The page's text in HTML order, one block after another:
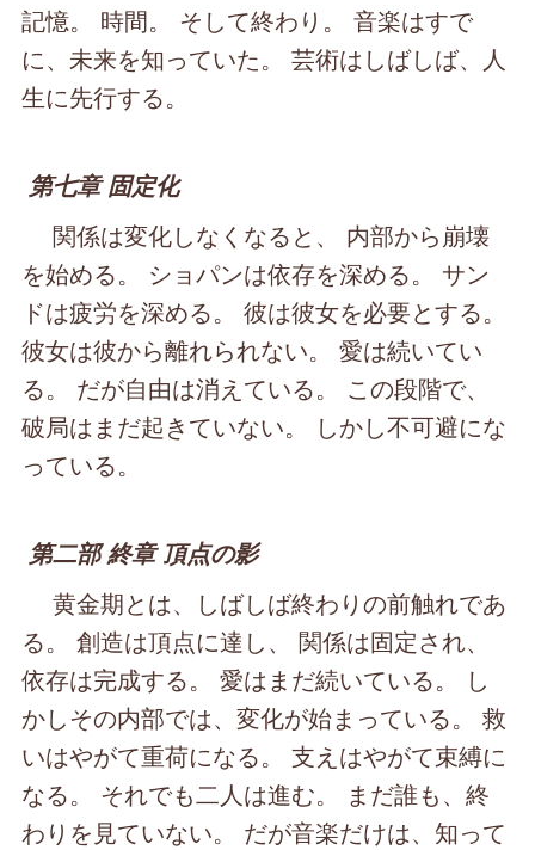
記憶。 時間。 そして終わり。 音楽はすで
に、未来を知っていた。 芸術はしばしば、人
生に先行する。
第七章 固定化
関係は変化しなくなると、 内部から崩壊
を始める。 ショパンは依存を深める。 サン
ドは疲労を深める。 彼は彼女を必要とする。
彼女は彼から離れられない。 愛は続いてい
る。 だが自由は消えている。 この段階で、
破局はまだ起きていない。 しかし不可避にな
っている。
第二部 終章 頂点の影
黄金期とは、しばしば終わりの前触れであ
る。 創造は頂点に達し、 関係は固定され、
依存は完成する。 愛はまだ続いている。 し
かしその内部では、変化が始まっている。 救
いはやがて重荷になる。 支えはやがて束縛に
なる。 それでも二人は進む。 まだ誰も、終
わりを見ていない。 だが音楽だけは、知って